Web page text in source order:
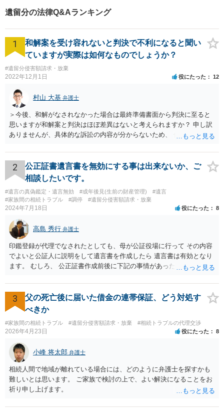
遺留分の法律Q&Aランキング
1
和解案を受け容れないと判決で不利になると聞い
ていますが実際は如何なものでしょうか？
#遺留分侵害額請求・放棄
2022年12月1日 役にたった 12
村山 大基 弁護士
＞今後、和解がなされなかった場合は最終準備書面から判決に至ると
思いますが和解案と判決はほぼ差異はないと考えられますか？ 申し訳
ありませんが、具体的な訴訟の内容が分からないため、 何とも回答が
わかっている代理人弁護士に聞くか、 訴訟資料を持って面談相談に行
ってみましょう。 その上で、一般論として回答するなら、和解案と判
決は（ケースによって程度の差はあっても）食い違うことが多いで
す。 金額は適当ですが、例えば判決で１００万円支払え、という結論
になりそうな場合、 そのまま１００万円を和解案として提示しても、
判決と変わらないなら払う側としてはあまり和解に応じようという気
のまま判決で１００万円支払いとなるより、７０万円でまとめた方が
マシ」ということで、 合意の可能性が出てきます。 応じるかどうか
は、判決になったらどうなりそうか、という点についての検討が不可
欠ですので、 初めに述べた通り、代理人と相談するか、資料を持って
面談相談に行ってみることをお勧めします。
2
公正証書遺言書を無効にする事は出来ないか、ご
相談したいです。
#遺言の真偽鑑定・遺言無効 #成年後見(生前の財産管理)
#遺言
#家族間の相続トラブル
#調停 #遺留分侵害額請求・放棄
2024年7月18日 役にたった 8
高島 秀行 弁護士
印鑑登録が代理でなされたとしても、母が公証役場に行って その内容
でよいと公証人に説明をして遺言書を作成したら 遺言書は有効となり
ます。 むしろ、 公正証書作成前後に下記の事情があったことが証明で
月に携帯が新しくなった母からの第一声は「ここにいたら殺される」
「面会に来てくれ」で、長男に聞くと「面会は出来ない。俺は携帯電
話の使い方を教える為に会っている」「母の話は聞かなくて良い」と
電話が切れました。その後の電話でも「食事に毒が入っている」「体
にチップが埋められている」等、おかしかったです。 当時の診療記
録、介護認定の資料、介護記録を取得して 弁護士に面談で相談された
方がよいと思います。
3
父の死亡後に届いた借金の連帯保証、どう対処す
べきか
#家族間の相続トラブル #遺留分侵害額請求・放棄 #相続トラブルの代理交渉
2026年4月23日 役にたった 8
小峰 将太郎 弁護士
相続人間で地域が離れている場合には、どのように弁護士を探すかも
難しいとは思います。 ご家族で検討の上で、よい解決になることをお
祈り申し上げます。